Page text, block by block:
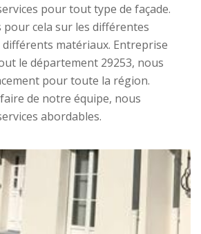
pour tout type de façade.
cela sur les différentes
matériaux. Entreprise
le département 29253, nous
pour toute la région.
de notre équipe, nous
abordables.